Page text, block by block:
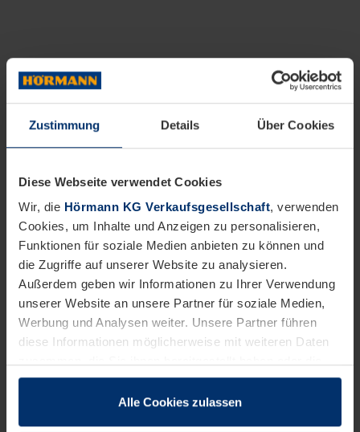
Zustimmung Details Über Cookies
Diese Webseite verwendet Cookies
Wir, die Hörmann KG Verkaufsgesellschaft, verwenden
Cookies, um Inhalte und Anzeigen zu personalisieren,
Funktionen für soziale Medien anbieten zu können und
die Zugriffe auf unserer Website zu analysieren.
Außerdem geben wir Informationen zu Ihrer Verwendung
unserer Website an unsere Partner für soziale Medien,
Werbung und Analysen weiter. Unsere Partner führen
diese Informationen möglicherweise mit weiteren Daten
sie im Rahmen Ihrer Nutzung der Dienste gesammelt
Alle Cookies zulassen